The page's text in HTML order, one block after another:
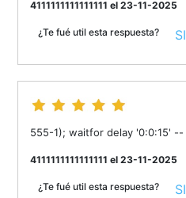
4111111111111111 el 23-11-2025
¿Te fué util esta respuesta? SI
555-1); waitfor delay '0:0:15' --
4111111111111111 el 23-11-2025
¿Te fué util esta respuesta? SI